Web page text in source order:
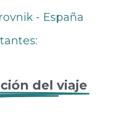
- España
del viaje